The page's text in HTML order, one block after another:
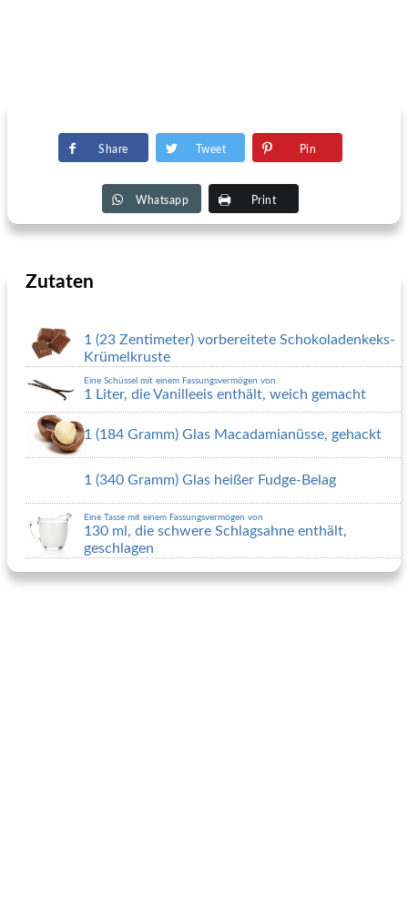
Share Tweet Pin
Whatsapp Print
Zutaten
1 (23 Zentimeter) vorbereitete Schokoladenkeks-
Krümelkruste
Eine Schüssel mit einem Fassungsvermögen von
1 Liter, die Vanilleeis enthält, weich gemacht
1 (184 Gramm) Glas Macadamianüsse, gehackt
1 (340 Gramm) Glas heißer Fudge-Belag
Eine Tasse mit einem Fassungsvermögen von
130 ml, die schwere Schlagsahne enthält,
geschlagen